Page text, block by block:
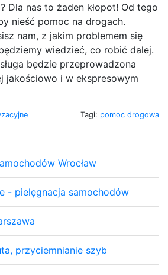
Dla nas to żaden kłopot! Od tego
nieść pomoc na drogach.
nam, z jakim problemem się
wiedzieć, co robić dalej.
będzie przeprowadzona
jakościowo i w ekspresowym
Tagi: pomoc drogowa
Wrocław
- pielęgnacja samochodów
przyciemnianie szyb